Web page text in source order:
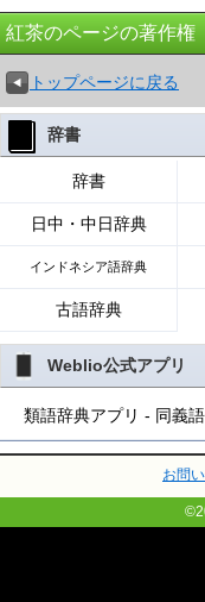
紅茶のページの著作権
トップページに戻る
辞書
辞書
日中・中日辞典
インドネシア語辞典
古語辞典
Weblio公式アプリ
類語辞典アプリ - 同義
お問